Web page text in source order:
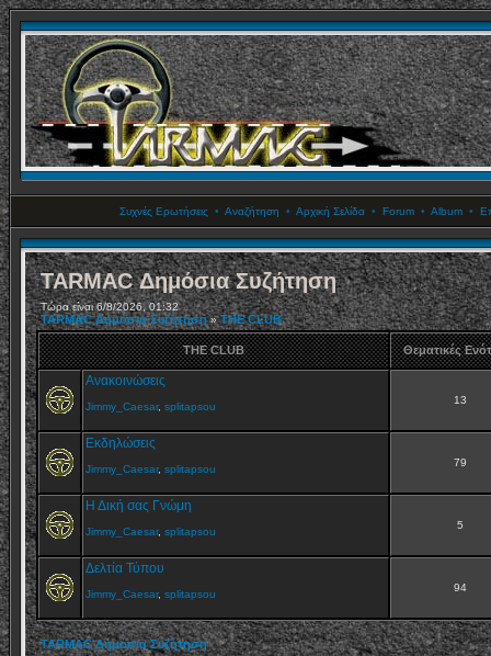
Συχνές Ερωτήσεις • Αναζήτηση • Αρχική Σελίδα• Forum• Album•
TARMAC Δημόσια Συζήτηση
Τώρα είναι 6/8/2026, 01:32
TARMAC Δημόσια Συζήτηση»THE CLUB
THE CLUB Θεματικές
Ανακοινώσεις
Jimmy_Caesar, splitapsou
13
Εκδηλώσεις
Jimmy_Caesar, splitapsou
79
Η Δική σας Γνώμη
Jimmy_Caesar, splitapsou
5
Δελτία Τύπου
Jimmy_Caesar, splitapsou
94
TARMAC Δημόσια Συζήτηση